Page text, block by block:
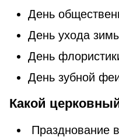
День
День ухода
День
День зубной
Какой
Празднование